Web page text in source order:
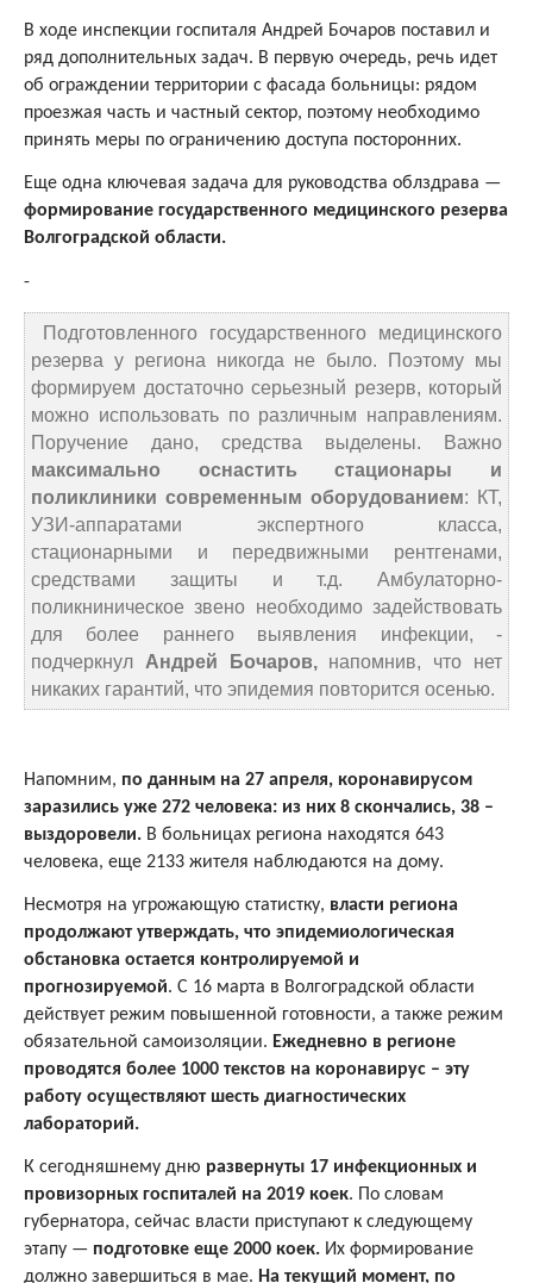
В ходе инспекции госпиталя Андрей Бочаров поставил и
ряд дополнительных задач. В первую очередь, речь идет
об ограждении территории с фасада больницы: рядом
проезжая часть и частный сектор, поэтому необходимо
принять меры по ограничению доступа посторонних.
Еще одна ключевая задача для руководства облздрава —
формирование государственного медицинского резерва
Волгоградской области.
-
Подготовленного государственного медицинского
резерва у региона никогда не было. Поэтому мы
формируем достаточно серьезный резерв, который
можно использовать по различным направлениям.
Поручение дано, средства выделены. Важно
максимально оснастить стационары и
поликлиники современным оборудованием: КТ,
УЗИ-аппаратами экспертного класса,
стационарными и передвижными рентгенами,
средствами защиты и т.д. Амбулаторно-
поликниническое звено необходимо задействовать
для более раннего выявления инфекции, -
подчеркнул Андрей Бочаров,напомнив, что нет
никаких гарантий, что эпидемия повторится осенью.
Напомним, по данным на 27 апреля, коронавирусом
заразились уже 272 человека: из них 8 скончались, 38 –
выздоровели. В больницах региона находятся 643
человека, еще 2133 жителя наблюдаются на дому.
Несмотря на угрожающую статистку, власти региона
продолжают утверждать, что эпидемиологическая
обстановка остается контролируемой и
прогнозируемой. С 16 марта в Волгоградской области
действует режим повышенной готовности, а также режим
обязательной самоизоляции. Ежедневно в регионе
проводятся более 1000 текстов на коронавирус – эту
работу осуществляют шесть диагностических
лабораторий.
К сегодняшнему дню развернуты 17 инфекционных и
провизорных госпиталей на 2019 коек. По словам
губернатора, сейчас власти приступают к следующему
этапу — подготовке еще 2000 коек. Их формирование
должно завершиться в мае. На текущий момент, по